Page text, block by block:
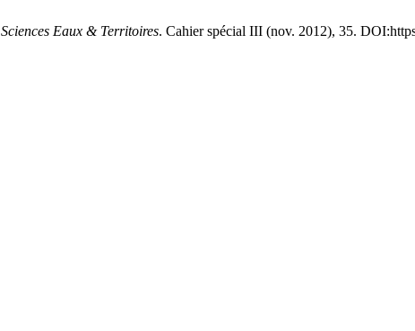
Sciences Eaux & Territoires. Cahier spécial III (nov. 2012), 35.